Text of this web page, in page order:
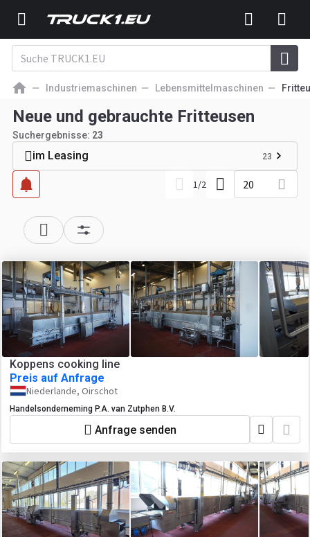
Industriemaschinen Lebensmittelmaschinen
Neue und gebrauchte Fritteusen
Suchergebnisse: 23
im Leasing 23
1/2 20
Koppens cooking line
Preis auf Anfrage
Niederlande, Oirschot
Handelsonderneming P.A. van Zutphen B.V.
Anfrage senden